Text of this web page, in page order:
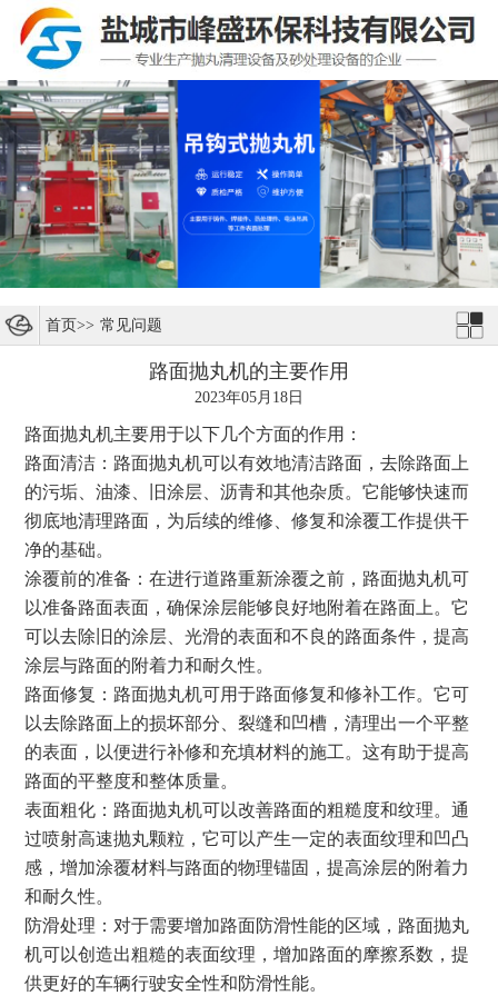
首页>> 常见问题
路面抛丸机的主要作用
2023年05月18日
路面抛丸机主要用于以下几个方面的作用：
路面清洁：路面抛丸机可以有效地清洁路面，去除路面上
的污垢、油漆、旧涂层、沥青和其他杂质。它能够快速而
彻底地清理路面，为后续的维修、修复和涂覆工作提供干
净的基础。
涂覆前的准备：在进行道路重新涂覆之前，路面抛丸机可
以准备路面表面，确保涂层能够良好地附着在路面上。它
可以去除旧的涂层、光滑的表面和不良的路面条件，提高
涂层与路面的附着力和耐久性。
路面修复：路面抛丸机可用于路面修复和修补工作。它可
以去除路面上的损坏部分、裂缝和凹槽，清理出一个平整
的表面，以便进行补修和充填材料的施工。这有助于提高
路面的平整度和整体质量。
表面粗化：路面抛丸机可以改善路面的粗糙度和纹理。通
过喷射高速抛丸颗粒，它可以产生一定的表面纹理和凹凸
感，增加涂覆材料与路面的物理锚固，提高涂层的附着力
和耐久性。
防滑处理：对于需要增加路面防滑性能的区域，路面抛丸
机可以创造出粗糙的表面纹理，增加路面的摩擦系数，提
供更好的车辆行驶安全性和防滑性能。